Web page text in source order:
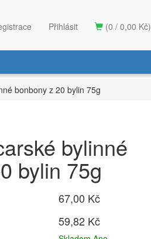
(0 / 0,00 Kč)
Přihlásit
bonbony z 20 bylin 75g
bylinné
bylin 75g
67,00 Kč
59,82 Kč